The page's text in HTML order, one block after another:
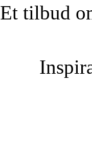
Et tilbud